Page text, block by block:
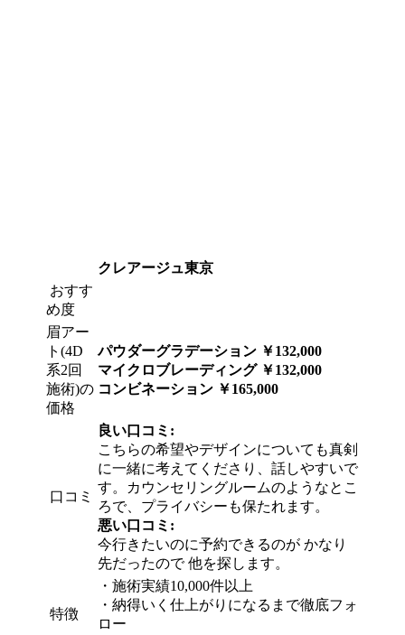
クレアージュ東京
おすす
め度
眉アー
ト(4D
系2回
施術)の
価格
パウダーグラデーション ￥132,000
マイクロブレーディング ￥132,000
コンビネーション ￥165,000
口コミ
良い口コミ:
こちらの希望やデザインについても真剣
に一緒に考えてくださり、話しやすいで
す。カウンセリングルームのようなとこ
ろで、プライバシーも保たれます。
悪い口コミ:
今行きたいのに予約できるのが かなり
先だったので 他を探します。
特徴
・ 施術実績10,000件以上
・ 納得いく仕上がりになるまで徹底フォ
ロー